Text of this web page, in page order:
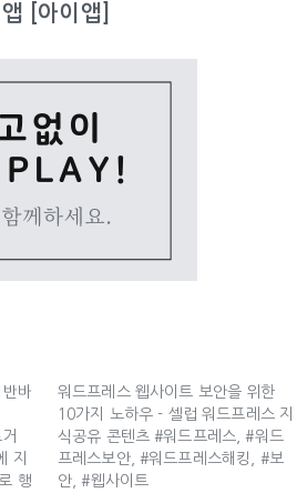
[아이앱]
바
지
행
워드프레스 웹사이트 보안을 위한
10가지 노하우 - 셀럽 워드프레스 지
식공유 콘텐츠 #워드프레스, #워드
프레스보안, #워드프레스해킹, #보
안, #웹사이트